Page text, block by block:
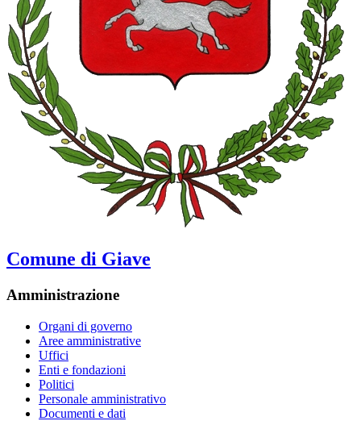
Comune di Giave
Amministrazione
Organi di governo
Aree amministrative
Uffici
Enti e fondazioni
Politici
Personale amministrativo
Documenti e dati